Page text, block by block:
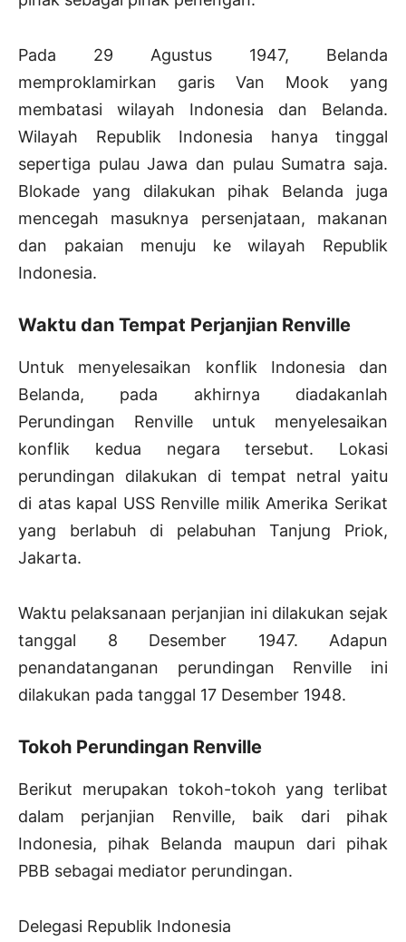
Pada 29 Agustus 1947, Belanda
memproklamirkan garis Van Mook yang
membatasi wilayah Indonesia dan Belanda.
Wilayah Republik Indonesia hanya tinggal
sepertiga pulau Jawa dan pulau Sumatra saja.
Blokade yang dilakukan pihak Belanda juga
mencegah masuknya persenjataan, makanan
dan pakaian menuju ke wilayah Republik
Indonesia.
Waktu dan Tempat Perjanjian Renville
Untuk menyelesaikan konflik Indonesia dan
Belanda, pada akhirnya diadakanlah
Perundingan Renville untuk menyelesaikan
konflik kedua negara tersebut. Lokasi
perundingan dilakukan di tempat netral yaitu
di atas kapal USS Renville milik Amerika Serikat
yang berlabuh di pelabuhan Tanjung Priok,
Jakarta.
Waktu pelaksanaan perjanjian ini dilakukan sejak
tanggal 8 Desember 1947. Adapun
penandatanganan perundingan Renville ini
dilakukan pada tanggal 17 Desember 1948.
Tokoh Perundingan Renville
Berikut merupakan tokoh-tokoh yang terlibat
dalam perjanjian Renville, baik dari pihak
Indonesia, pihak Belanda maupun dari pihak
PBB sebagai mediator perundingan.
Delegasi Republik Indonesia